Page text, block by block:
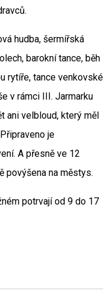
hudba, šermířská
barokní tance, běh
rytíře, tance venkovské
v rámci III. Jarmarku
ani velbloud, který měl
je
A přesně ve 12
povýšena na městys.
potrvají od 9 do 17